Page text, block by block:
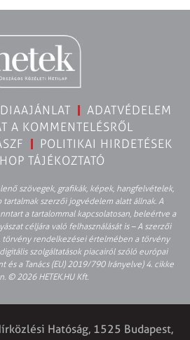
ADATVÉDELEM
A KOMMENTELÉSRŐL
POLITIKAI HIRDETÉSEK
TÁJÉKOZTATÓ
szövegek, grafikák, képek, hangfelvételek,
tartalmak szerzői jogvédelem alatt állnak. A
a tartalommal kapcsolatosan, beleértve a
céljára való felhasználását is – A szerzői
törvény rendelkezései értelmében a törvény
szolgáltatások piacairól szóló európai
és a Tanács (EU) 2019/790 Irányelve) 4. cikke
© 2026 HETEK.HU Kft.
Hatóság, 1525 Budapest,